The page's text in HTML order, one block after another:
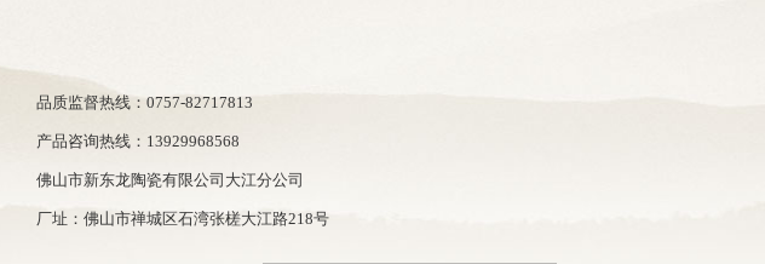
品质监督热线：0757-82717813
产品咨询热线：13929968568
佛山市新东龙陶瓷有限公司大江分公司
厂址：佛山市禅城区石湾张槎大江路218号